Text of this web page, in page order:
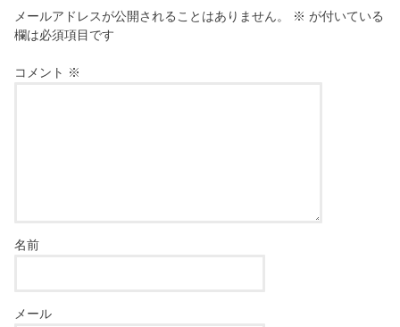
メールアドレスが公開されることはありません。 ※ が付いている
欄は必須項目です
コメント ※
名前
メール